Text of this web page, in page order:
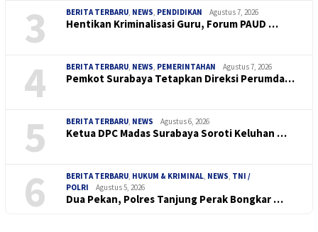
3 BERITA TERBARU, NEWS, PENDIDIKAN Agustus 7, 2026
Hentikan Kriminalisasi Guru, Forum PAUD …
4 BERITA TERBARU, NEWS, PEMERINTAHAN Agustus 7, 2026
Pemkot Surabaya Tetapkan Direksi Perumda…
5 BERITA TERBARU, NEWS Agustus 6, 2026
Ketua DPC Madas Surabaya Soroti Keluhan …
6 BERITA TERBARU, HUKUM & KRIMINAL, NEWS, TNI /
POLRI
Agustus 5, 2026
Dua Pekan, Polres Tanjung Perak Bongkar …